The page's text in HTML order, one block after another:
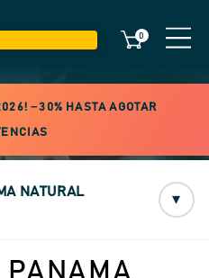
0
−30% HASTA AGOTAR
NATURAL ▾